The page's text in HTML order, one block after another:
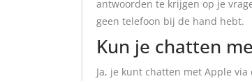
antwoorden te krijgen op je
geen telefoon bij de hand hebt.
Kun je chatten
Ja, je kunt chatten met Apple